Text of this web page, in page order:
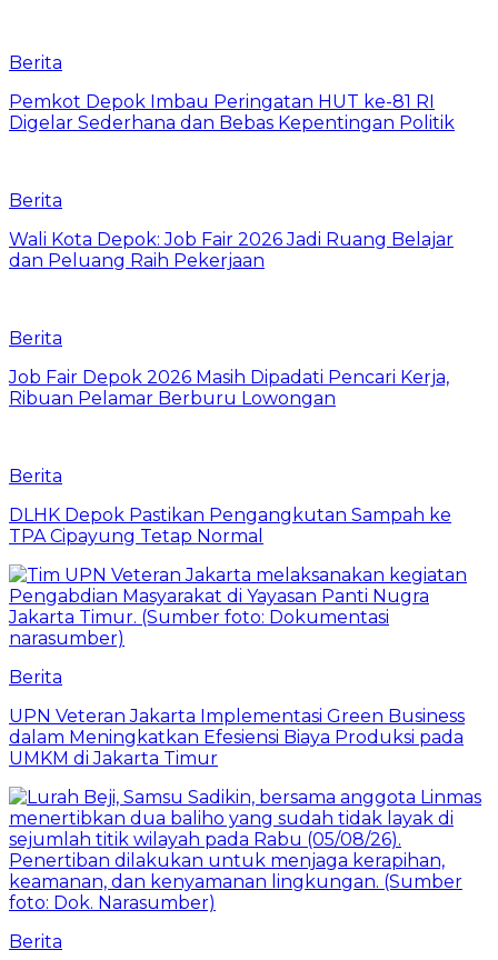
Berita
Pemkot Depok Imbau Peringatan HUT ke-81 RI
Digelar Sederhana dan Bebas Kepentingan Politik
Berita
Wali Kota Depok: Job Fair 2026 Jadi Ruang Belajar
dan Peluang Raih Pekerjaan
Berita
Job Fair Depok 2026 Masih Dipadati Pencari Kerja,
Ribuan Pelamar Berburu Lowongan
Berita
DLHK Depok Pastikan Pengangkutan Sampah ke
TPA Cipayung Tetap Normal
Berita
UPN Veteran Jakarta Implementasi Green Business
dalam Meningkatkan Efesiensi Biaya Produksi pada
UMKM di Jakarta Timur
Berita